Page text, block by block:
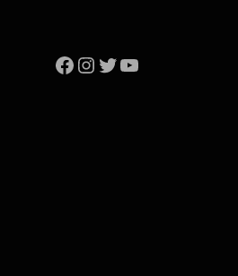
Facebook
Instagram
Twitter
YouTube